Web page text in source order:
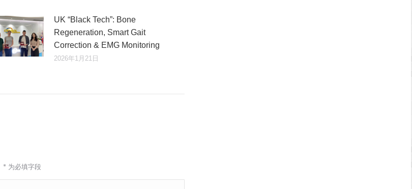
UK “Black Tech”: Bone
Regeneration, Smart Gait
Correction & EMG Monitoring
2026年1月21日
* 为必填字段